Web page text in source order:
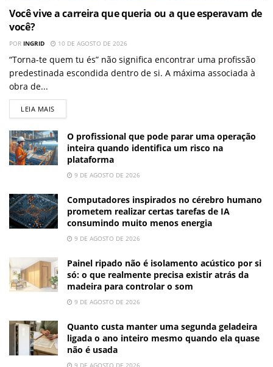
Você vive a carreira que queria ou a que esperavam de
você?
POR INGRID 10 DE AGOSTO DE 2026
“Torna-te quem tu és” não significa encontrar uma profissão
predestinada escondida dentro de si. A máxima associada à
obra de...
LEIA MAIS
O profissional que pode parar uma operação
inteira quando identifica um risco na
plataforma
9 DE AGOSTO DE 2026
Computadores inspirados no cérebro humano
prometem realizar certas tarefas de IA
consumindo muito menos energia
9 DE AGOSTO DE 2026
Painel ripado não é isolamento acústico por si
só: o que realmente precisa existir atrás da
madeira para controlar o som
9 DE AGOSTO DE 2026
Quanto custa manter uma segunda geladeira
ligada o ano inteiro mesmo quando ela quase
não é usada
9 DE AGOSTO DE 2026